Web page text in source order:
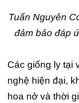
Tuấn Nguyên
đảm bảo đáp
Các giống ly tại
nghệ hiện đại,
hoa nở và thời